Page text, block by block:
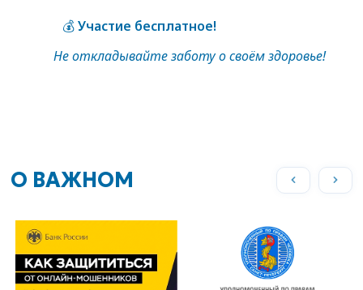
💰Участие бесплатное!
Не откладывайте заботу о своём здоровье!
О ВАЖНОМ